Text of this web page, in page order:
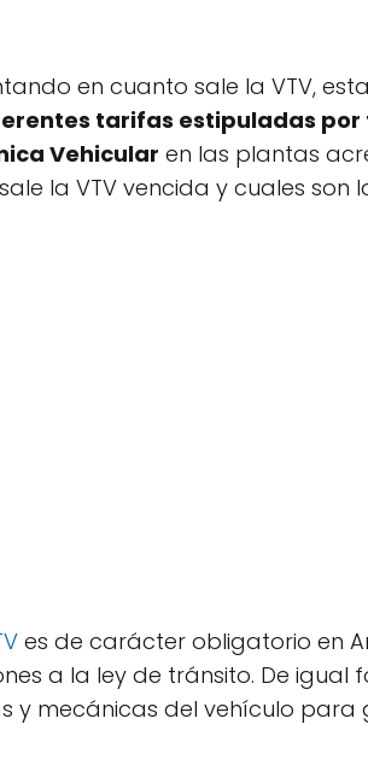
en cuanto sale la VTV,
tarifas estipuladas
Vehicular en las plantas
la VTV vencida y cuales
es de carácter obligatorio en
a la ley de tránsito. De
y mecánicas del vehículo